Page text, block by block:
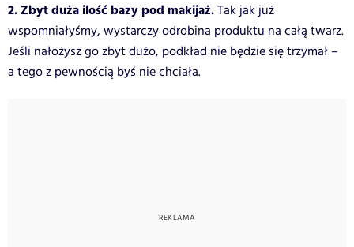
2. Zbyt duża ilość bazy pod makijaż.Tak jak już
wspomniałyśmy, wystarczy odrobina produktu na całą twarz.
Jeśli nałożysz go zbyt dużo, podkład nie będzie się trzymał –
a tego z pewnością byś nie chciała.